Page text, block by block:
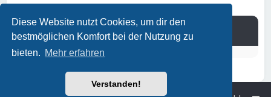
Diese Website nutzt Cookies, um dir den
bestmöglichen Komfort bei der Nutzung zu
bieten. Mehr erfahren
Verstanden!
Information